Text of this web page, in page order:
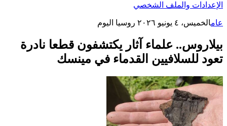
الإعدادات والملف الشخصي
عامالخميس، ٤ يونيو ٢٠٢٦ روسيا اليوم
بيلاروس.. علماء آثار يكتشفون قطعا نادرة
تعود للسلافيين القدماء في مينسك